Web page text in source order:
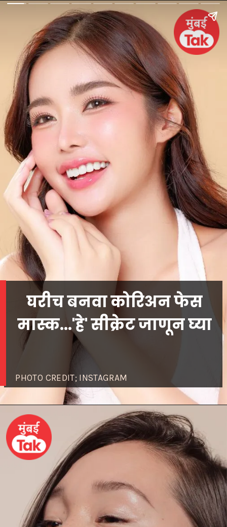
PHOTO CREDIT; INSTAGRAM
घरीच बनवा कोरिअन फेस